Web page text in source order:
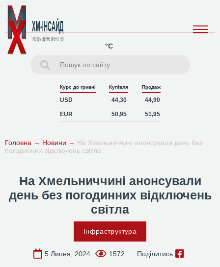
°C
Курс до гривні Купівля Продаж
USD 44,30 44,90
EUR 50,95 51,95
Головна → Новини → На Хмельниччині анонсували день без
погодинних відключень світла
На Хмельниччині анонсували
день без погодинних відключень
світла
Інфраструктура
5 Липня, 2024 1572 Поділитись